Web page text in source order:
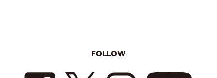
FOLLOW